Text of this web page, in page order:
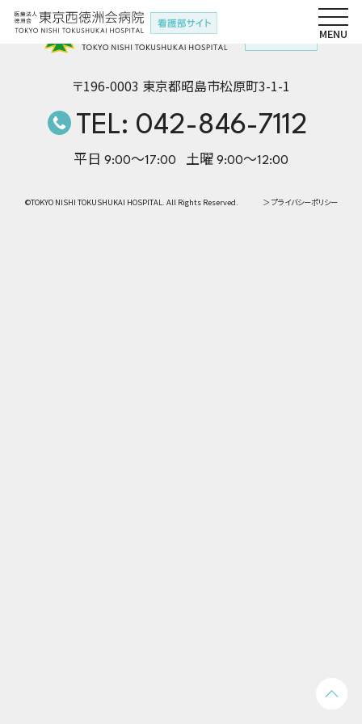
〒196-0003 東京都昭島市松原町3-1-1
TEL: 042-846-7112
平日 9:00〜17:00 土曜 9:00〜12:00
©TOKYO NISHI TOKUSHUKAI HOSPITAL. All Rights Reserved. ＞ プライバシーポリシー